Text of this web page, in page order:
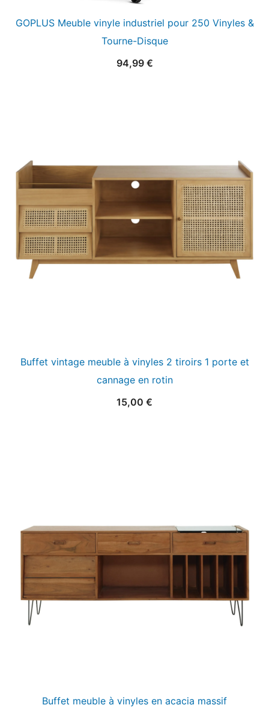
GOPLUS Meuble vinyle industriel pour 250 Vinyles &
Tourne-Disque
94,99 €
Buffet vintage meuble à vinyles 2 tiroirs 1 porte et
cannage en rotin
15,00 €
Buffet meuble à vinyles en acacia massif